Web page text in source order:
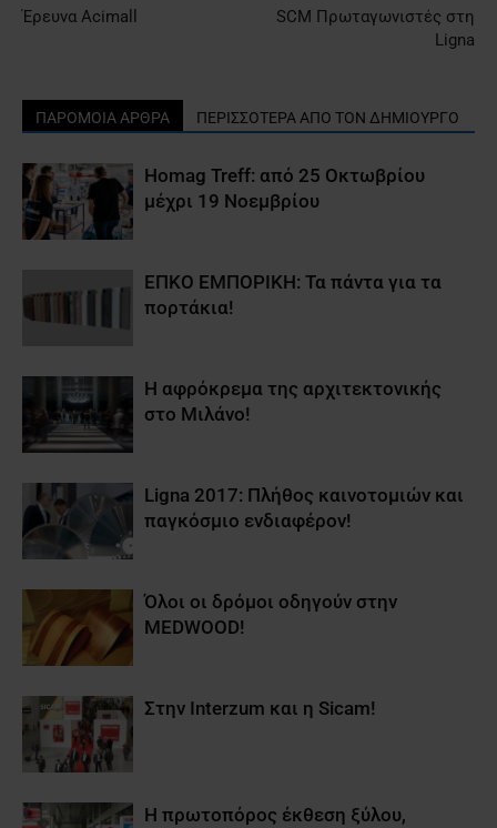
Έρευνα Acimall
SCM Πρωταγωνιστές στη
Ligna
ΠΑΡΟΜΟΙΑ ΑΡΘΡΑ ΠΕΡΙΣΣΟΤΕΡΑ ΑΠΟ ΤΟΝ ΔΗΜΙΟΥΡΓΟ
Homag Treff: από 25 Οκτωβρίου
μέχρι 19 Νοεμβρίου
ΕΠΚΟ ΕΜΠΟΡΙΚΗ: Τα πάντα για τα
πορτάκια!
Η αφρόκρεμα της αρχιτεκτονικής
στο Μιλάνο!
Ligna 2017: Πλήθος καινοτομιών και
παγκόσμιο ενδιαφέρον!
Όλοι οι δρόμοι οδηγούν στην
MEDWOOD!
Στην Interzum και η Sicam!
Η πρωτοπόρος έκθεση ξύλου,